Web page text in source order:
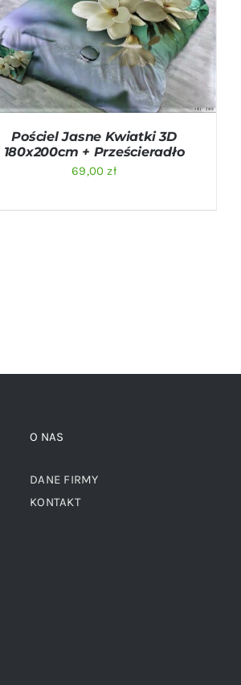
DODAJ DO KOSZYKA / QUICK VIEW
Pościel Jasne Kwiatki 3D
180x200cm + Prześcieradło
69,00zł
O NAS
DANE FIRMY
KONTAKT